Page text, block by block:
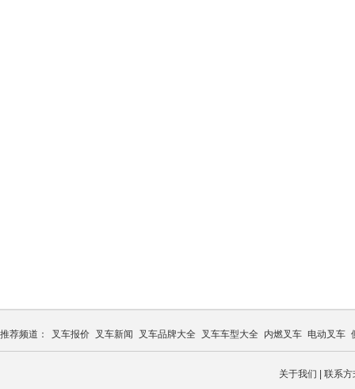
推荐频道： 叉车报价 叉车新闻 叉车品牌大全 叉车车型大全 内燃叉车 电动叉车
关于我们 联系方